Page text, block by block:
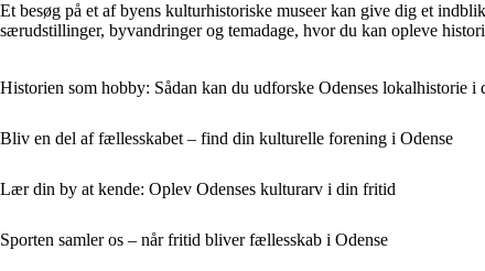
Et besøg på et af byens kulturhistoriske museer kan give dig et
særudstillinger, byvandringer og temadage, hvor du kan opleve
Historien som hobby: Sådan kan du udforske Odenses lokalhistorie i
Bliv en del af fællesskabet – find din kulturelle forening i Odense
Lær din by at kende: Oplev Odenses kulturarv i din fritid
Sporten samler os – når fritid bliver fællesskab i Odense